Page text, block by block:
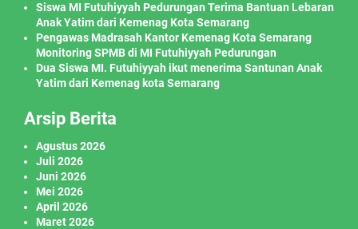
Siswa MI Futuhiyyah Pedurungan Terima Bantuan Lebaran
Anak Yatim dari Kemenag Kota Semarang
Pengawas Madrasah Kantor Kemenag Kota Semarang
Monitoring SPMB di MI Futuhiyyah Pedurungan
Dua Siswa MI. Futuhiyyah ikut menerima Santunan Anak
Yatim dari Kemenag kota Semarang
Arsip Berita
Agustus 2026
Juli 2026
Juni 2026
Mei 2026
April 2026
Maret 2026